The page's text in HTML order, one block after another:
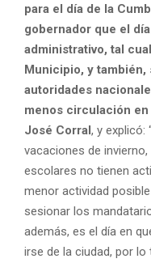
para el día de la
gobernador que el
administrativo, tal
Municipio, y también,
autoridades
menos circulación
José Corral, y explicó:
vacaciones de
escolares no tienen
menor actividad
sesionar los
además, es el día en
irse de la ciudad, por